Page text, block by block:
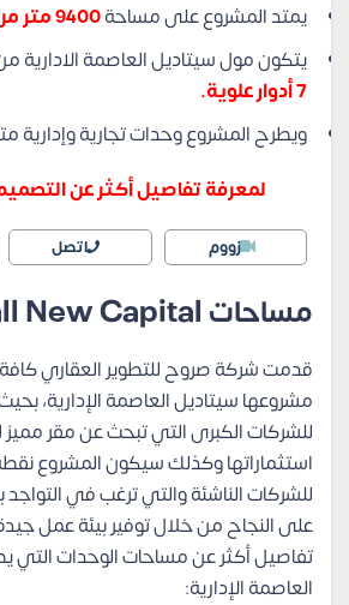
يمتد المشروع على مساحة9400 متر مربع.
يتكون مول سيتاديل العاصمة الادارية
7 أدوار علوية.
ويطرح المشروع وحدات تجارية وإدارية
لمعرفة تفاصيل أكثر عن
زووم اتصل
مساحات Citadel Mall New Capital
قدمت شركة صروح للتطوير العقاري
مشروعها سيتاديل العاصمة الإدارية،
للشركات الكبرى التي تبحث عن مقر
استثماراتها وكذلك سيكون المشروع
للشركات الناشئة والتي ترغب في
على النجاح من خلال توفير بيئة عمل
تفاصيل أكثر عن مساحات الوحدات التي
العاصمة الإدارية: